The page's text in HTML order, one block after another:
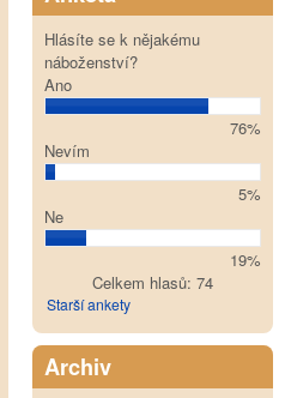
Hlásíte se k nějakému
náboženství?
Ano
76%
Nevím
5%
Ne
19%
Celkem hlasů: 74
Starší ankety
Archiv